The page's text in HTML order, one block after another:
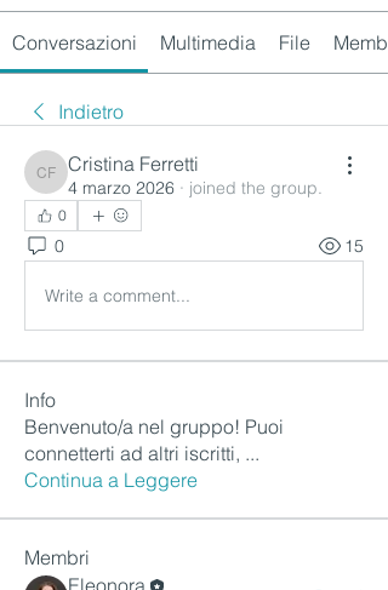
Conversazioni Multimedia File Membri
Indietro
Cristina Ferretti
Cristina Ferretti
4 marzo 2026 · joined the group.
0
0 15
Write a comment...
Info
Benvenuto/a nel gruppo! Puoi
connetterti ad altri iscritti, ...
Continua a Leggere
Membri
Eleonora